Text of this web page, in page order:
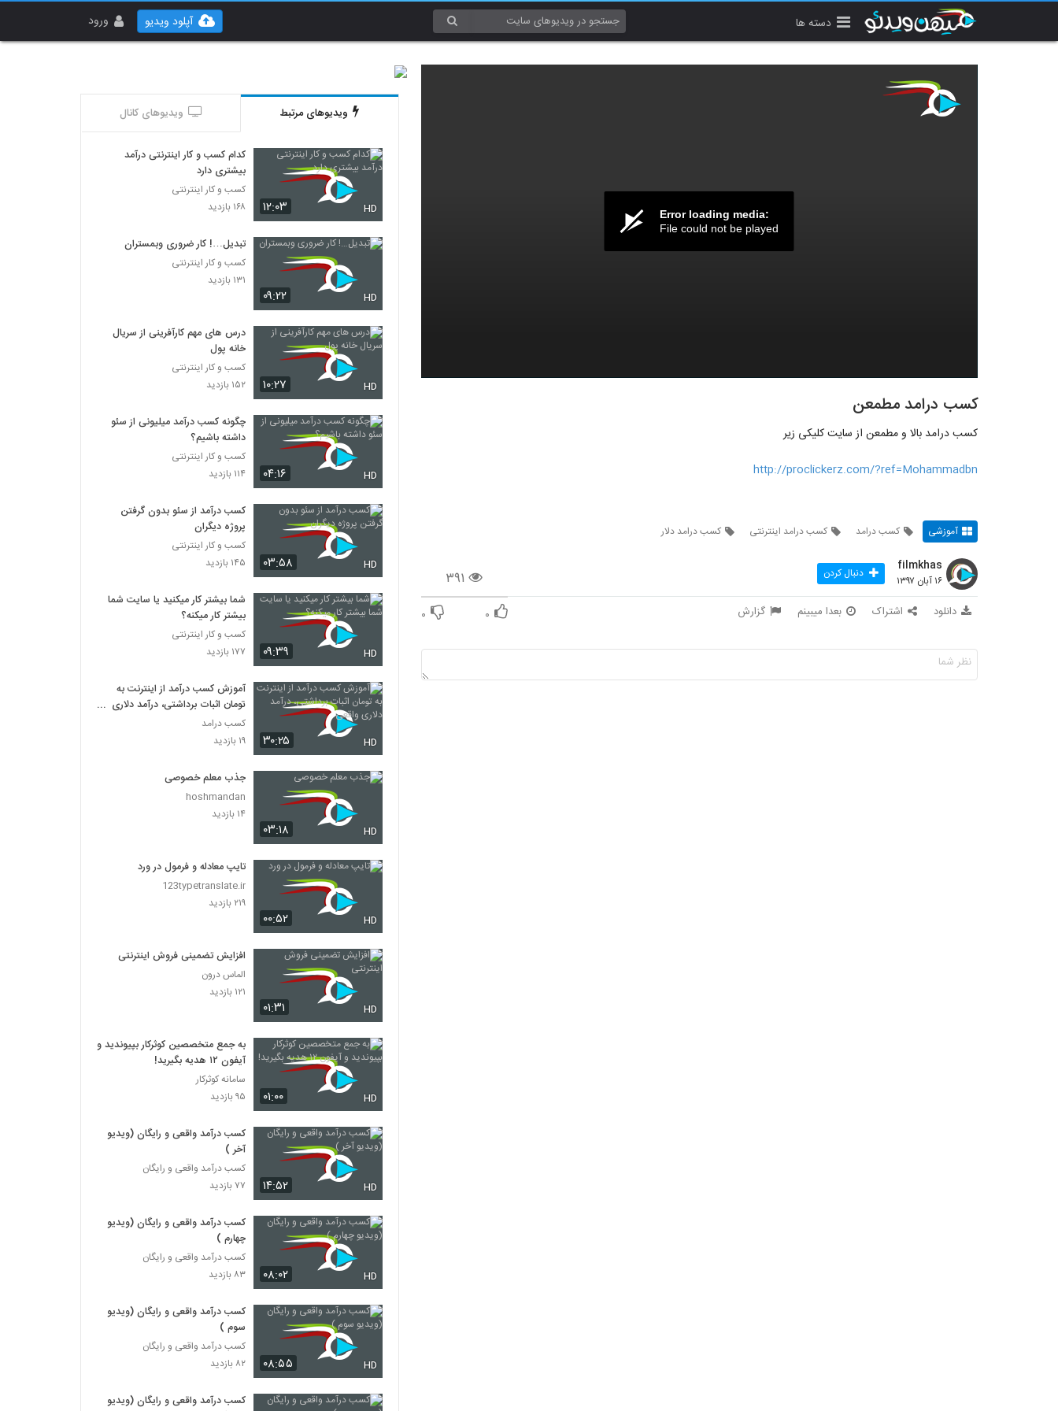
دسته ها ورود آپلود ویدیو
Error loading media:
File could not be played
کسب درامد مطمعن
کسب درامد بالا و مطمعن از سایت کلیکی زیر
http://proclickerz.com/?ref=Mohammadbn
آموزشی کسب درامد کسب درامد اینترنتی کسب درامد دلار
۳۹۱
filmkhas
۱۶ آبان ۱۳۹۷ دنبال کردن
دانلود اشتراک بعدا میبینم گزارش ۰ ۰
ویدیوهای مرتبط ویدیوهای کانال
۱۲:۰۳ HD
کدام کسب و کار اینترنتی درآمد
بیشتری دارد
کسب و کار اینترنتی
۱۶۸ بازدید
۰۹:۲۲ HD
تبدیل…! کار ضروری وبمستران
کسب و کار اینترنتی
۱۳۱ بازدید
۱۰:۲۷ HD
درس های مهم کارآفرینی از سریال
خانه پول
کسب و کار اینترنتی
۱۵۲ بازدید
۰۴:۱۶ HD
چگونه کسب درآمد میلیونی از سئو
داشته باشیم؟
کسب و کار اینترنتی
۱۱۴ بازدید
۰۳:۵۸ HD
کسب درآمد از سئو بدون گرفتن
پروژه دیگران
کسب و کار اینترنتی
۱۴۵ بازدید
۰۹:۳۹ HD
شما بیشتر کار میکنید یا سایت شما
بیشتر کار میکنه؟
کسب و کار اینترنتی
۱۷۷ بازدید
۳۰:۲۵ HD
آموزش کسب درآمد از اینترنت به
تومان اثبات برداشتی، درآمد دلاری
واقعی
کسب درامد
۱۹ بازدید
۰۳:۱۸ HD
جذب معلم خصوصی
hoshmandan
۱۴ بازدید
۰۰:۵۲ HD
تایپ معادله و فرمول در ورد
123typetranslate.ir
۲۱۹ بازدید
۰۱:۳۱ HD
افزایش تضمینی فروش اینترنتی
الماس درون
۱۲۱ بازدید
۰۱:۰۰ HD
به جمع متخصصین کوثرکار بپیوندید و
آیفون ۱۲ هدیه بگیرید!
سامانه کوثرکار
۹۵ بازدید
۱۴:۵۲ HD
کسب درآمد واقعی و رایگان (ویدیو
آخر )
کسب درآمد واقعی و رایگان
۷۷ بازدید
۰۸:۰۲ HD
کسب درآمد واقعی و رایگان (ویدیو
چهارم )
کسب درآمد واقعی و رایگان
۸۳ بازدید
۰۸:۵۵ HD
کسب درآمد واقعی و رایگان (ویدیو
سوم )
کسب درآمد واقعی و رایگان
۸۲ بازدید
کسب درآمد واقعی و رایگان (ویدیو